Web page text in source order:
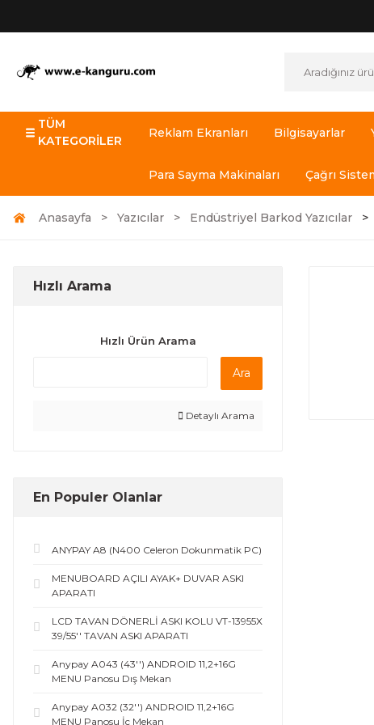
TÜM
KATEGORİLER
Reklam Ekranları Bilgisayarlar
Para Sayma Makinaları Çağrı
Anasayfa Yazıcılar Endüstriyel Barkod Yazıcılar
Hızlı Arama
Hızlı Ürün Arama
Ara
Detaylı Arama
En Populer Olanlar
ANYPAY A8 (N400 Celeron Dokunmatik PC)
MENUBOARD AÇILI AYAK+ DUVAR ASKI
APARATI
LCD TAVAN DÖNERLİ ASKI KOLU VT-13955X
39/55'' TAVAN ASKI APARATI
Anypay A043 (43'') ANDROID 11,2+16G
MENU Panosu Dış Mekan
Anypay A032 (32'') ANDROID 11,2+16G
MENU Panosu İç Mekan